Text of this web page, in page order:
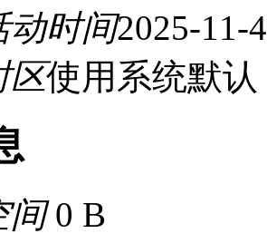
动时间2025-11-
区使用系统默认
间0 B